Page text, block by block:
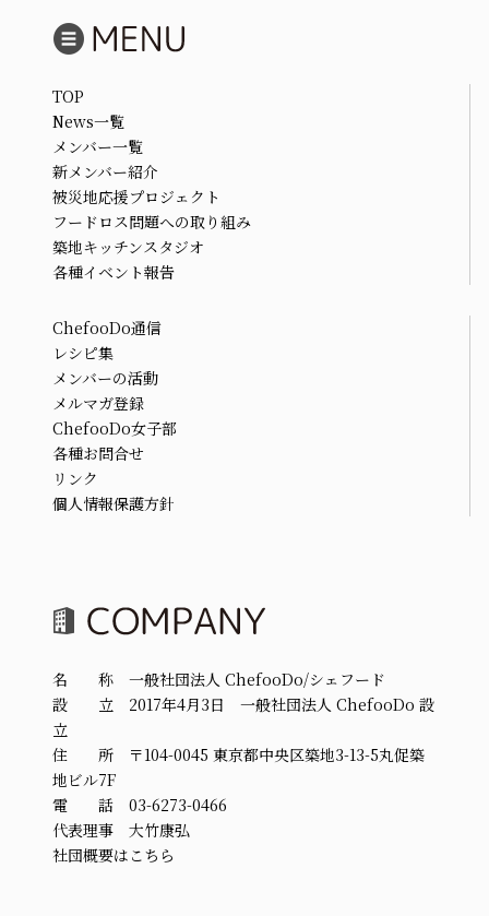
TOP
News一覧
メンバー一覧
新メンバー紹介
被災地応援プロジェクト
フードロス問題への取り組み
築地キッチンスタジオ
各種イベント報告
ChefooDo通信
レシピ集
メンバーの活動
メルマガ登録
ChefooDo女子部
各種お問合せ
リンク
個人情報保護方針
名 称 一般社団法人 ChefooDo/シェフード
設 立 2017年4月3日 一般社団法人 ChefooDo 設
立
住 所 〒104-0045 東京都中央区築地3-13-5丸促築
地ビル7F
電 話 03-6273-0466
代表理事 大竹康弘
社団概要はこちら